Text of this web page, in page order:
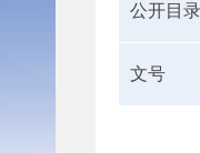
公开目录
文号